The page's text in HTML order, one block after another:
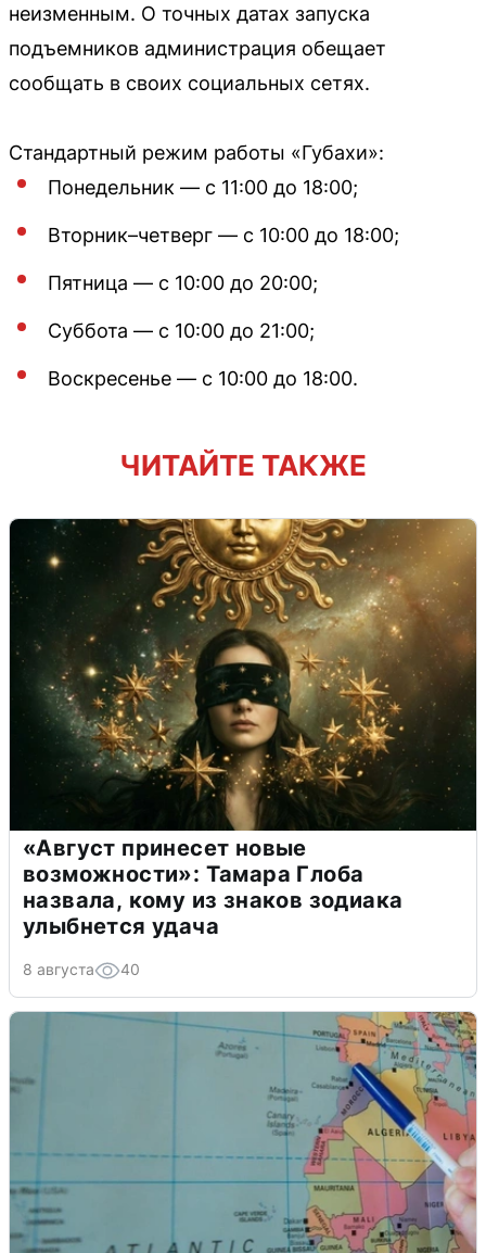
неизменным. О точных датах запуска
подъемников администрация обещает
сообщать в своих социальных сетях.
Стандартный режим работы «Губахи»:
Понедельник — с 11:00 до 18:00;
Вторник–четверг — с 10:00 до 18:00;
Пятница — c 10:00 до 20:00;
Суббота — с 10:00 до 21:00;
Воскресенье — с 10:00 до 18:00.
ЧИТАЙТЕ ТАКЖЕ
«Август принесет новые
возможности»: Тамара Глоба
назвала, кому из знаков зодиака
улыбнется удача
8 августа 40